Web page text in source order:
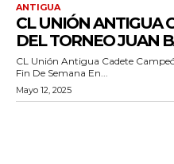
ANTIGUA
CL UNIÓN ANTIGUA
DEL TORNEO JUAN
CL Unión Antigua Cadete
Fin De Semana En...
Mayo 12, 2025